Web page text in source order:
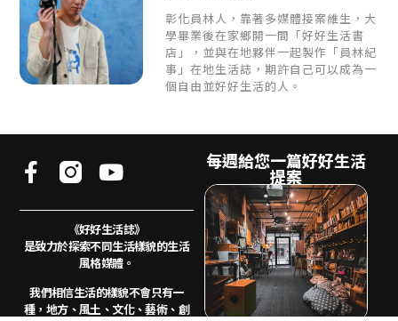
彰化員林人，靠著多媒體接案維生，大
學畢業後在家鄉開一間「好好生活書
店」，並與在地夥伴一起製作「員林紀
事」在地生活誌，期許自己可以成為一
個自由並好好生活的人。
《好好生活誌》
是致力於探索不同生活樣貌的生活
風格媒體。
我們相信生活的樣貌不會只有一
種，地方、風土、 文化、藝術、創
每週給您一篇好好生活
提案